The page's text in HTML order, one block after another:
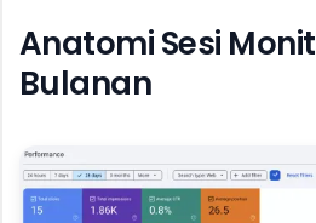
Anatomi Sesi
Bulanan